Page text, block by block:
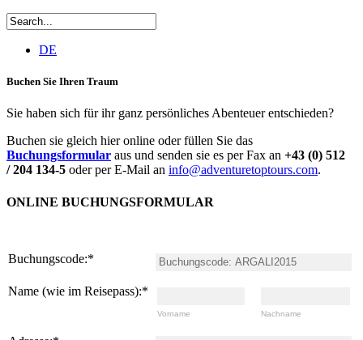
DE
Buchen Sie Ihren Traum
Sie haben sich für ihr ganz persönliches Abenteuer entschieden?
Buchen sie gleich hier online oder füllen Sie das
Buchungsformular aus und senden sie es per Fax an +43 (0) 512
/ 204 134-5 oder per E-Mail an info@adventuretoptours.com.
ONLINE BUCHUNGSFORMULAR
Buchungscode:*
Name (wie im Reisepass):*
Vorname Nachname